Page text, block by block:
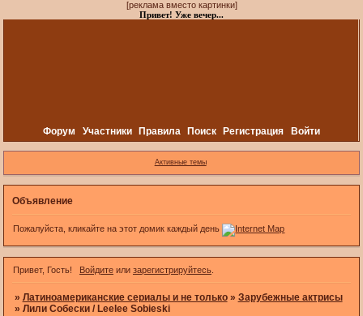
[реклама вместо картинки]
Привет! Уже вечер...
Форум Участники Правила Поиск Регистрация Войти
Активные темы
Объявление
Пожалуйста, кликайте на этот домик каждый день
Привет, Гость! Войдитеили зарегистрируйтесь.
» Латиноамериканские сериалы и не только » Зарубежные актрисы
» Лили Собески / Leelee Sobieski